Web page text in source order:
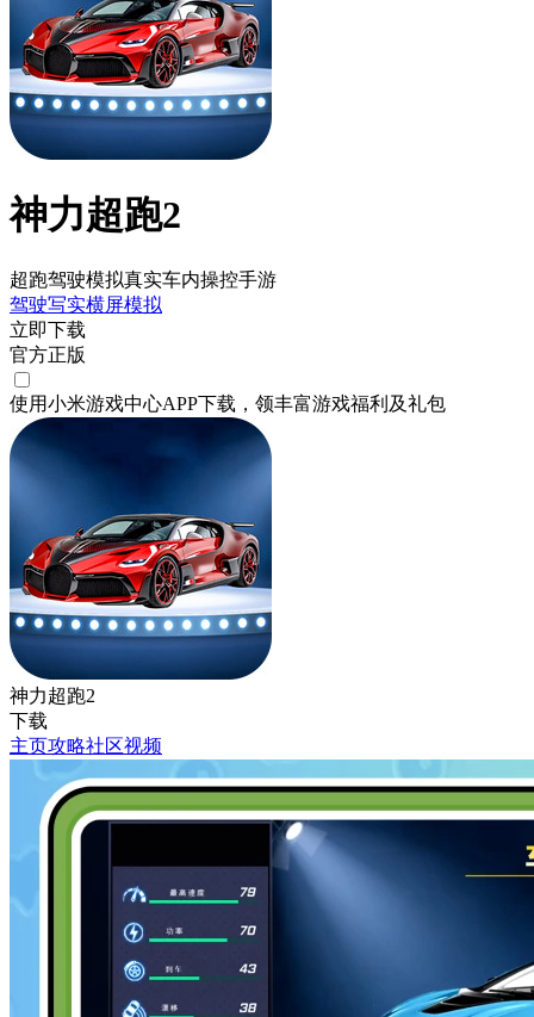
神力超跑2
超跑驾驶模拟真实车内操控手游
驾驶写实横屏模拟
立即下载
官方正版
使用小米游戏中心APP下载 ，领丰富游戏福利 及礼包
神力超跑2
下载
主页攻略社区视频